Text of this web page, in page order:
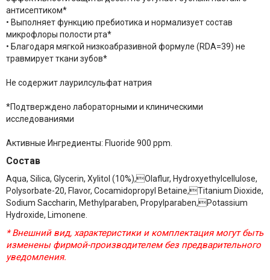
антисептиком*
• Выполняет функцию пребиотика и нормализует состав
микрофлоры полости рта*
• Благодаря мягкой низкоабразивной формуле (RDA=39) не
травмирует ткани зубов*
Не содержит лаурилсульфат натрия
*Подтверждено лабораторными и клиническими
исследованиями
Активные Ингредиенты: Fluoride 900 ppm.
Состав
Aqua, Silica, Glycerin, Xylitol (10%),Olaflur, Hydroxyethylcellulose,
Polysorbate-20, Flavor, Cocamidopropyl Betaine,Titanium Dioxide,
Sodium Saccharin, Methylparaben, Propylparaben,Potassium
Hydroxide, Limonene.
* Внешний вид, характеристики и комплектация могут быть
изменены фирмой-производителем без предварительного
уведомления.